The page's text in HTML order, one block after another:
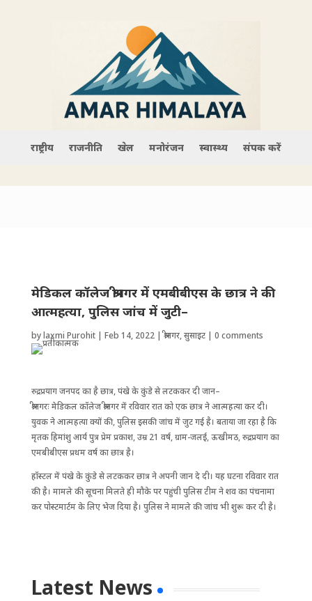
राष्ट्रीय राजनीति खेल मनोरंजन स्वास्थ्य संपर्क करें
मेडिकल कॉलेज श्रीनगर में एमबीबीएस के छात्र ने की
आत्महत्या, पुलिस जांच में जुटी–
bylaxmi Purohit| Feb 14, 2022|श्रीनगर,सुसाइट| 0 comments
रुद्रप्रयाग जनपद का है छात्र, पंखे के कुंडे से लटककर दी जान–
श्रीनगरः मेडिकल कॉलेज श्रीनगर में रविवार रात को एक छात्र ने आत्महत्या कर दी।
युवक ने आत्महत्या क्यों की, पुलिस इसकी जांच में जुट गई है। बताया जा रहा है कि
मृतक हिमांशु आर्य पुत्र प्रेम प्रकाश, उम्र 21 वर्ष, ग्राम-जलई, ऊखीमठ, रुद्रप्रयाग का
एमबीबीएस प्रथम वर्ष का छात्र है।
हॉस्टल में पंखे के कुंडे से लटककर छात्र ने अपनी जान दे दी। यह घटना रविवार रात
की है। मामले की सूचना मिलते ही मौके पर पहुंची पुलिस टीम ने शव का पंचनामा
कर पोस्टमार्टम के लिए भेज दिया है। पुलिस ने मामले की जांच भी शुरू कर दी है।
Latest News